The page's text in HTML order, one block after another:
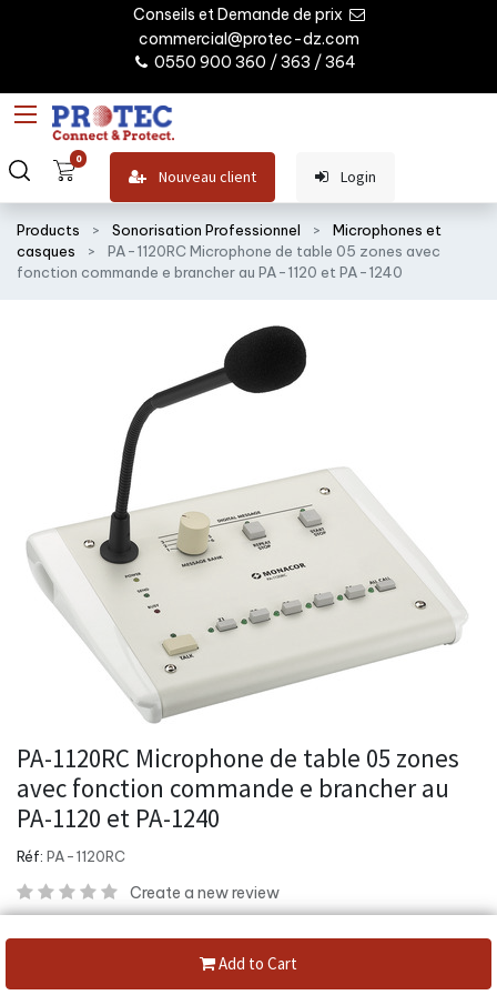
Conseils et Demande de prix
commercial@protec-dz.com
0550 900 360 / 363 / 364
0
Nouveau client Login
Products Sonorisation Professionnel
Microphones et
casques
PA-1120RC Microphone de table 05 zones avec
fonction commande e brancher au PA-1120 et PA-1240
Add to Cart
PA-1120RC Microphone de table 05 zones
avec fonction commande e brancher au
PA-1120 et PA-1240
Réf: PA-1120RC
Create a new review
connexion au PA-1120 et au PA-1240.